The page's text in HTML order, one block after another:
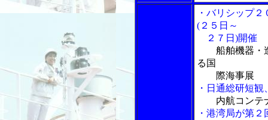
・バリシップ
(２５日～
２７日)開催
船舶機器・
る国
際海事展
・日通総研短
内航コンテ
・港湾局が第